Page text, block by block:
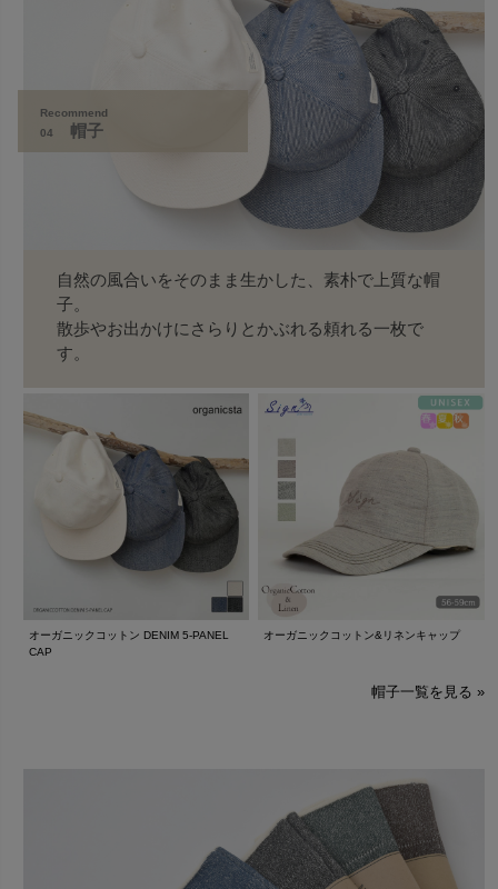
Recommend
04帽子
自然の風合いをそのまま生かした、素朴で上質な帽
子。
散歩やお出かけにさらりとかぶれる頼れる一枚で
す。
オーガニックコットン DENIM 5-PANEL
CAP
オーガニックコットン&リネンキャップ
帽子一覧を見る »